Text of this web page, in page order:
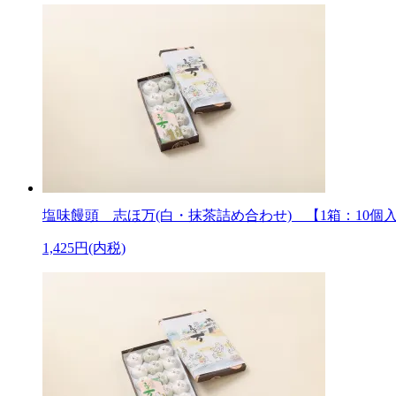
塩味饅頭 志ほ万(白・抹茶詰め合わせ) 【1箱：10個
1,425円(内税)